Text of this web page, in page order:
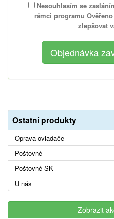
Nesouhlasím se
rámci programu
zlepšovat
Ostatní produkty
Oprava ovladače
Poštovné
Poštovné SK
U nás
Zobrazit